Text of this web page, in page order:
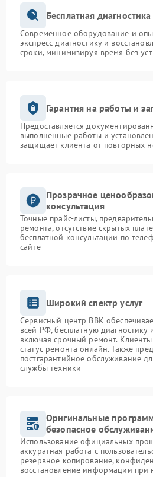
Бесплатная
Современное оборудование и
экспресс-диагностику и
сроки, минимизируя время без
Гарантия на работы и
Предоставляется
выполненные работы и
защищает клиента от повторных
Прозрачное
консультация
Точные прайс-листы,
ремонта, отсутствие скрытых
бесплатной консультации по
сайте
Широкий спектр услуг
Сервисный центр BBK
всей РФ, бесплатную диагностику
включая срочный ремонт. Клиенты
статус ремонта онлайн. Также
постгарантийное обслуживание
службы техники
Оригинальные
безопасное
Использование официальных
аккуратная работа с
резервное копирование,
восстановление информации при